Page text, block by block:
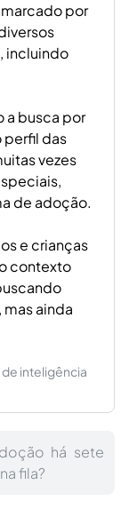
por
incluindo
a busca por
perfil das
vezes
de adoção.
e crianças
contexto
ainda
de inteligência
há sete
fila?